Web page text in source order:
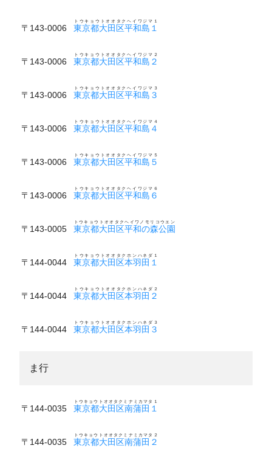
〒143-0006 東京都大田区平和島１
トウキョウトオオタクヘイワジマ１
〒143-0006 東京都大田区平和島２
トウキョウトオオタクヘイワジマ２
〒143-0006 東京都大田区平和島３
トウキョウトオオタクヘイワジマ３
〒143-0006 東京都大田区平和島４
トウキョウトオオタクヘイワジマ４
〒143-0006 東京都大田区平和島５
トウキョウトオオタクヘイワジマ５
〒143-0006 東京都大田区平和島６
トウキョウトオオタクヘイワジマ６
〒143-0005 東京都大田区平和の森公園
トウキョウトオオタクヘイワノモリコウエン
〒144-0044 東京都大田区本羽田１
トウキョウトオオタクホンハネダ１
〒144-0044 東京都大田区本羽田２
トウキョウトオオタクホンハネダ２
〒144-0044 東京都大田区本羽田３
トウキョウトオオタクホンハネダ３
ま行
〒144-0035 東京都大田区南蒲田１
トウキョウトオオタクミナミカマタ１
〒144-0035 東京都大田区南蒲田２
トウキョウトオオタクミナミカマタ２